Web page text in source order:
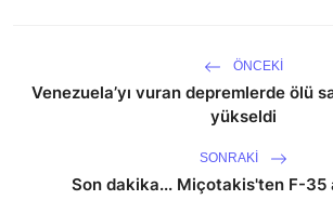
ÖNCEKI
Venezuela’yı vuran depremlerde ölü
yükseldi
SONRAKI
Son dakika... Miçotakis'ten F-35